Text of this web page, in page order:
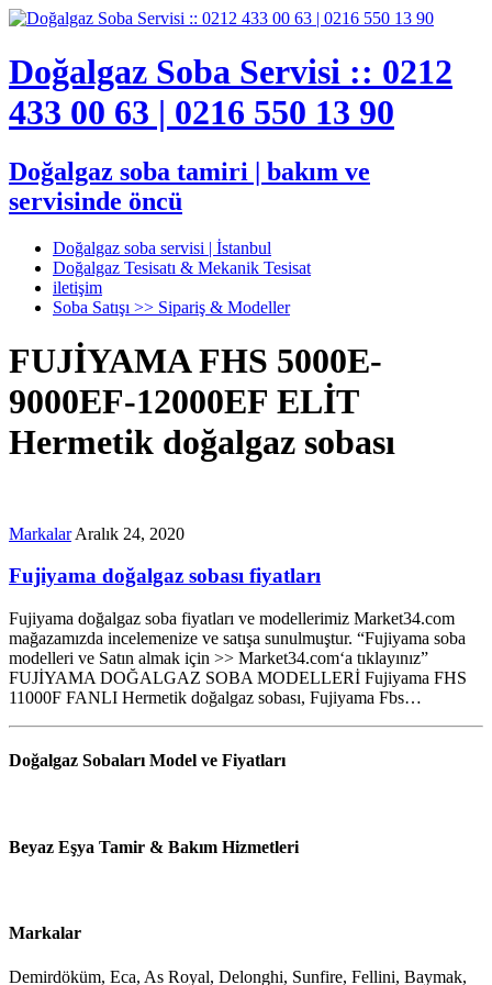
Doğalgaz Soba Servisi :: 0212
433 00 63 | 0216 550 13 90
Doğalgaz soba tamiri | bakım ve
servisinde öncü
Doğalgaz soba servisi | İstanbul
Doğalgaz Tesisatı & Mekanik Tesisat
iletişim
Soba Satışı >> Sipariş & Modeller
FUJİYAMA FHS 5000E-
9000EF-12000EF ELİT
Hermetik doğalgaz sobası
Markalar Aralık 24, 2020
Fujiyama doğalgaz sobası fiyatları
Fujiyama doğalgaz soba fiyatları ve modellerimiz Market34.com
mağazamızda incelemenize ve satışa sunulmuştur. “Fujiyama soba
modelleri ve Satın almak için >> Market34.com‘a tıklayınız”
FUJİYAMA DOĞALGAZ SOBA MODELLERİ Fujiyama FHS
11000F FANLI Hermetik doğalgaz sobası, Fujiyama Fbs…
Doğalgaz Sobaları Model ve Fiyatları
Beyaz Eşya Tamir & Bakım Hizmetleri
Markalar
Demirdöküm, Eca, As Royal, Delonghi, Sunfire, Fellini, Baymak,